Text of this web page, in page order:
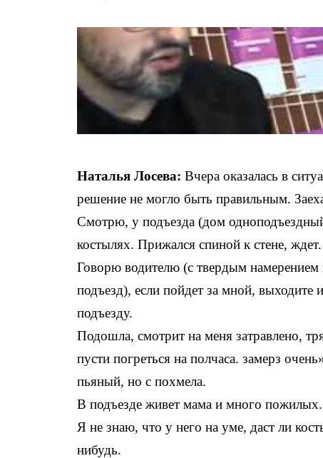
Наталья Лосева: Вчера оказалась в
решение не могло быть правильным.
Смотрю, у подъезда (дом
костылях. Прижался спиной к стене,
Говорю водителю (с твердым намерением
подъезд), если пойдет за мной,
подъезду.
Подошла, смотрит на меня затравлено,
пусти погреться на полчаса. замерз
пьяный, но с похмела.
В подъезде живет мама и много пожилых.
Я не знаю, что у него на уме, даст ли
нибудь.